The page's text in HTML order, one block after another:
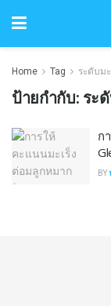
Home Tag ระดับม
ป้ายกำกับ: ระ
ก
BY